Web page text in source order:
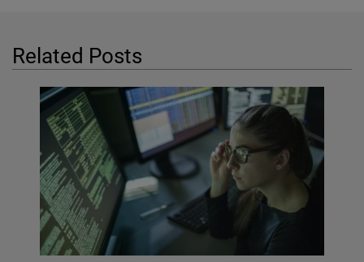
Related Posts